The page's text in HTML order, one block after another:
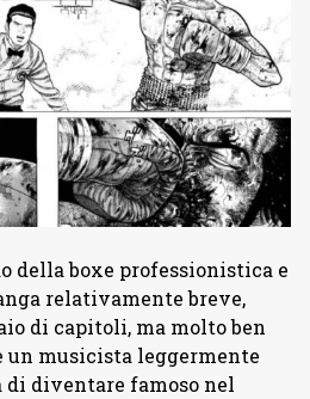
della boxe professionistica e
relativamente breve,
di capitoli, ma molto ben
musicista leggermente
di diventare famoso nel